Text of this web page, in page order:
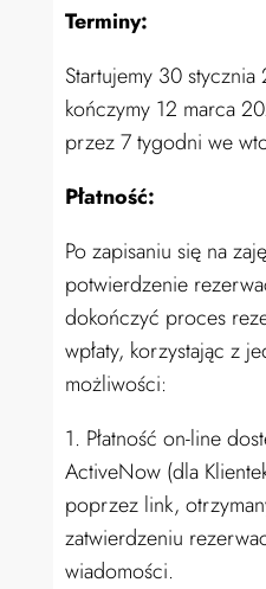
Terminy:
Startujemy 30
kończymy 12 marca
przez 7 tygodni we
Płatność:
Po zapisaniu się na
potwierdzenie
dokończyć proces
wpłaty, korzystając z
możliwości:
1. Płatność on-line
ActiveNow (dla
poprzez link,
zatwierdzeniu
wiadomości.